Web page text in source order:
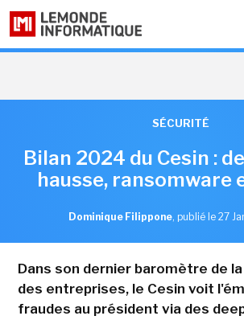
SÉCURITÉ
Bilan 2024 du Cesin :
hausse, ransomware
Dominique Filippone, publié le 27
Dans son dernier baromètre de
des entreprises, le Cesin voit
fraudes au président via des